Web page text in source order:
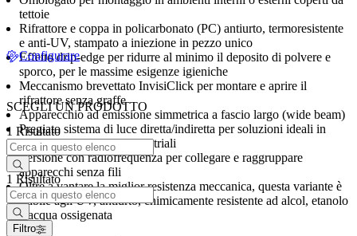
tettoie
Rifrattore e coppa in policarbonato (PC) antiurto, termoresistente
e anti-UV, stampato a iniezione in pezzo unico
Effetto drip-edge per ridurre al minimo il deposito di polvere e
sporco, per le massime esigenze igieniche
Meccanismo brevettato InvisiClick per montare e aprire il
rifrattore senza graffe
Apparecchio ad emissione simmetrica a fascio largo (wide beam)
Pregiato sistema di luce diretta/indiretta per soluzioni ideali in
parcheggi e ambienti industriali
Versione con radiofrequenza per collegare e raggruppare
apparecchi senza fili
Oltre a vantare la miglior resistenza meccanica, questa variante è
stabile agli UV, antiurto, chimicamente resistente ad alcol, etanolo
e acqua ossigenata
Configurare
SCEGLI UN PRODOTTO
1 Risultato
1 Risultato
Filtro